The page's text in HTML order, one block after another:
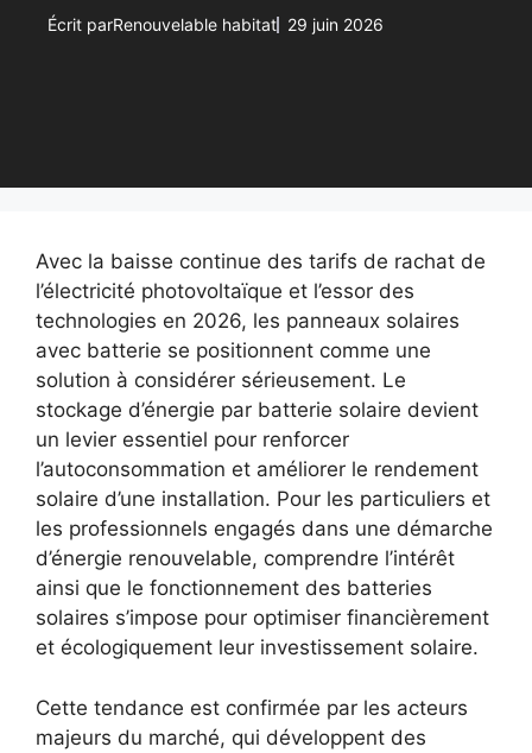
Écrit parRenouvelable habitat 29 juin 2026
Avec la baisse continue des tarifs de rachat de
l’électricité photovoltaïque et l’essor des
technologies en 2026, les panneaux solaires
avec batterie se positionnent comme une
solution à considérer sérieusement. Le
stockage d’énergie par batterie solaire devient
un levier essentiel pour renforcer
l’autoconsommation et améliorer le rendement
solaire d’une installation. Pour les particuliers et
les professionnels engagés dans une démarche
d’énergie renouvelable, comprendre l’intérêt
ainsi que le fonctionnement des batteries
solaires s’impose pour optimiser financièrement
et écologiquement leur investissement solaire.
Cette tendance est confirmée par les acteurs
majeurs du marché, qui développent des